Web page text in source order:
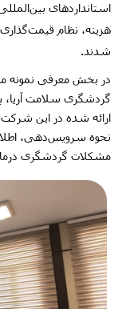
استانداردهای
هزینه، نظام
شدند.
در بخش معرفی نمونه
گردشگری سلامت آریا،
ارائه شده در این
نحوه سرویس‌دهی،
مشکلات گردشگری